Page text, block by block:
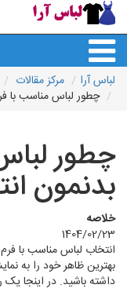
لباس آرا
مرکز مقالات
چطور لباس مناسب با
چطور
بدنمون
خلاصه
1404/02/23
انتخاب لباس مناسب با
بهترین ظاهر خود را به
داشته باشید. در اینجا یک